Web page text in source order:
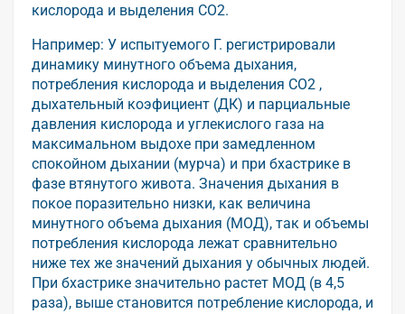
кислорода и выделения CO2.
Например: У испытуемого Г. регистрировали
динамику минутного объема дыхания,
потребления кислорода и выделения CO2 ,
дыхательный коэфициент (ДК) и парциальные
давления кислорода и углекислого газа на
максимальном выдохе при замедленном
спокойном дыхании (мурча) и при бхастрике в
фазе втянутого живота. Значения дыхания в
покое поразительно низки, как величина
минутного объема дыхания (МОД), так и объемы
потребления кислорода лежат сравнительно
ниже тех же значений дыхания у обычных людей.
При бхастрике значительно растет МОД (в 4,5
раза), выше становится потребление кислорода, и